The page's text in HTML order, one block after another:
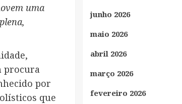
uma
procura
por
que
junho 2026
maio 2026
abril 2026
março 2026
fevereiro 2026